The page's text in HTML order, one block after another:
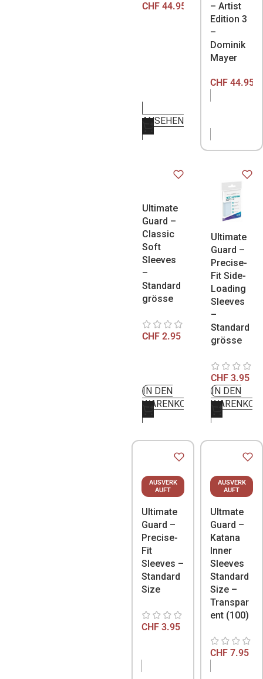
CHF 44.95
ANSEHEN
– Artist
Edition 3
–
Dominik
Mayer
CHF 44.95
Ultimate
Guard –
Classic
Soft
Sleeves
–
Standard
grösse
CHF 2.95
IN DEN
WARENKORB
Ultimate
Guard –
Precise-
Fit Side-
Loading
Sleeves
–
Standard
grösse
CHF 3.95
IN DEN
AUSVERK
AUFT
Ultimate
Guard –
Precise-
Fit
Sleeves –
Standard
Size
CHF 3.95
AUSVERK
AUFT
Ultmate
Guard –
Katana
Inner
Sleeves
Standard
Size –
Transpar
ent (100)
CHF 7.95